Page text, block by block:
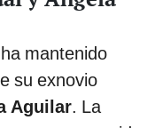
mantenido
su exnovio
Aguilar. La